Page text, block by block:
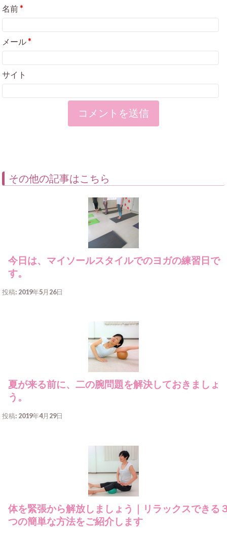
名前*
メール*
サイト
その他の記事はこちら
今日は、マイソールスタイルでのヨガの練習日で
す。
投稿: 2019年5月26日
夏が来る前に、二の腕問題を解決しておきましょ
う。
投稿: 2019年4月29日
体を緊張から解放しましょう｜リラックスできる
つの簡単な方法をご紹介します